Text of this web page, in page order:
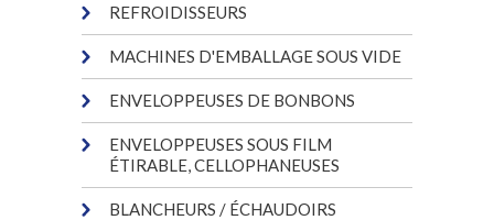
REFROIDISSEURS
MACHINES D'EMBALLAGE SOUS VIDE
ENVELOPPEUSES DE BONBONS
ENVELOPPEUSES SOUS FILM
ÉTIRABLE, CELLOPHANEUSES
BLANCHEURS / ÉCHAUDOIRS